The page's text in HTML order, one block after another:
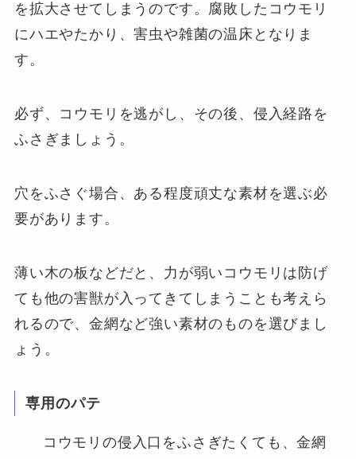
を拡大させてしまうのです。腐敗したコウモリ
にハエやたかり、害虫や雑菌の温床となりま
す。
必ず、コウモリを逃がし、その後、侵入経路を
ふさぎましょう。
穴をふさぐ場合、ある程度頑丈な素材を選ぶ必
要があります。
薄い木の板などだと、力が弱いコウモリは防げ
ても他の害獣が入ってきてしまうことも考えら
れるので、金網など強い素材のものを選びまし
ょう。
専用のパテ
コウモリの侵入口をふさぎたくても、金網